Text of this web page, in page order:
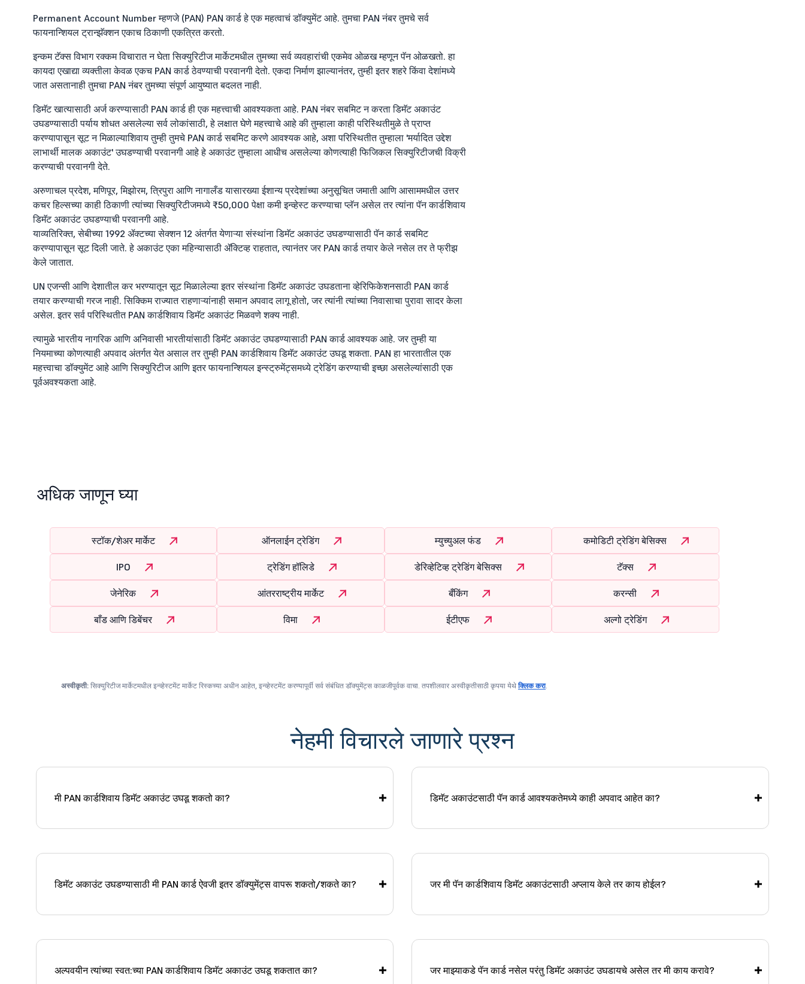
Permanent Account Number म्हणजे (PAN) PAN कार्ड हे एक महत्वाचं डॉक्युमेंट आहे. तुमचा PAN नंबर तुमचे सर्व
फायनान्शियल ट्रान्झॅक्शन एकाच ठिकाणी एकत्रित करतो.
इन्कम टॅक्स विभाग रक्कम विचारात न घेता सिक्युरिटीज मार्केटमधील तुमच्या सर्व व्यवहारांची एकमेव ओळख म्हणून पॅन ओळखतो. हा
कायदा एखाद्या व्यक्तीला केवळ एकच PAN कार्ड ठेवण्याची परवानगी देतो. एकदा निर्माण झाल्यानंतर, तुम्ही इतर शहरे किंवा देशांमध्ये
जात असतानाही तुमचा PAN नंबर तुमच्या संपूर्ण आयुष्यात बदलत नाही.
डिमॅट खात्यासाठी अर्ज करण्यासाठी PAN कार्ड ही एक महत्त्वाची आवश्यकता आहे. PAN नंबर सबमिट न करता डिमॅट अकाउंट
उघडण्यासाठी पर्याय शोधत असलेल्या सर्व लोकांसाठी, हे लक्षात घेणे महत्त्वाचे आहे की तुम्हाला काही परिस्थितीमुळे ते प्राप्त
करण्यापासून सूट न मिळाल्याशिवाय तुम्ही तुमचे PAN कार्ड सबमिट करणे आवश्यक आहे, अशा परिस्थितीत तुम्हाला 'मर्यादित उद्देश
लाभार्थी मालक अकाउंट' उघडण्याची परवानगी आहे हे अकाउंट तुम्हाला आधीच असलेल्या कोणत्याही फिजिकल सिक्युरिटीजची विक्री
करण्याची परवानगी देते.
अरुणाचल प्रदेश, मणिपूर, मिझोरम, त्रिपुरा आणि नागालँड यासारख्या ईशान्य प्रदेशांच्या अनुसूचित जमाती आणि आसाममधील उत्तर
कचर हिल्सच्या काही ठिकाणी त्यांच्या सिक्युरिटीजमध्ये ₹50,000 पेक्षा कमी इन्व्हेस्ट करण्याचा प्लॅन असेल तर त्यांना पॅन कार्डशिवाय
डिमॅट अकाउंट उघडण्याची परवानगी आहे.
याव्यतिरिक्त, सेबीच्या 1992 ॲक्टच्या सेक्शन 12 अंतर्गत येणाऱ्या संस्थांना डिमॅट अकाउंट उघडण्यासाठी पॅन कार्ड सबमिट
करण्यापासून सूट दिली जाते. हे अकाउंट एका महिन्यासाठी ॲक्टिव्ह राहतात, त्यानंतर जर PAN कार्ड तयार केले नसेल तर ते फ्रीझ
केले जातात.
UN एजन्सी आणि देशातील कर भरण्यातून सूट मिळालेल्या इतर संस्थांना डिमॅट अकाउंट उघडताना व्हेरिफिकेशनसाठी PAN कार्ड
तयार करण्याची गरज नाही. सिक्किम राज्यात राहणाऱ्यांनाही समान अपवाद लागू होतो, जर त्यांनी त्यांच्या निवासाचा पुरावा सादर केला
असेल. इतर सर्व परिस्थितीत PAN कार्डशिवाय डिमॅट अकाउंट मिळवणे शक्य नाही.
त्यामुळे भारतीय नागरिक आणि अनिवासी भारतीयांसाठी डिमॅट अकाउंट उघडण्यासाठी PAN कार्ड आवश्यक आहे. जर तुम्ही या
नियमाच्या कोणत्याही अपवाद अंतर्गत येत असाल तर तुम्ही PAN कार्डशिवाय डिमॅट अकाउंट उघडू शकता. PAN हा भारतातील एक
महत्त्वाचा डॉक्युमेंट आहे आणि सिक्युरिटीज आणि इतर फायनान्शियल इन्स्ट्रुमेंट्समध्ये ट्रेडिंग करण्याची इच्छा असलेल्यांसाठी एक
पूर्वअवश्यकता आहे.
अधिक जाणून घ्या
स्टॉक/शेअर मार्केट ऑनलाईन ट्रेडिंग म्युच्युअल फंड कमोडिटी ट्रेडिंग बेसिक्स
IPO ट्रेडिंग हॉलिडे डेरिव्हेटिव्ह ट्रेडिंग बेसिक्स टॅक्स
जेनेरिक आंतरराष्ट्रीय मार्केट बँकिंग करन्सी
बाँड आणि डिबेंचर विमा ईटीएफ अल्गो ट्रेडिंग
अस्वीकृती: सिक्युरिटीज मार्केटमधील इन्व्हेस्टमेंट मार्केट रिस्कच्या अधीन आहेत, इन्व्हेस्टमेंट करण्यापूर्वी सर्व संबंधित डॉक्युमेंट्स काळजीपूर्वक वाचा. तपशीलवार अस्वीकृतीसाठी कृपया येथेक्लिक करा.
नेहमी विचारले जाणारे प्रश्न
मी PAN कार्डशिवाय डिमॅट अकाउंट उघडू शकतो का? डिमॅट अकाउंटसाठी पॅन कार्ड आवश्यकतेमध्ये काही अपवाद आहेत का?
डिमॅट अकाउंट उघडण्यासाठी मी PAN कार्ड ऐवजी इतर डॉक्युमेंट्स वापरू शकतो/शकते का? जर मी पॅन कार्डशिवाय डिमॅट अकाउंटसाठी अप्लाय केले तर काय होईल?
अल्पवयीन त्यांच्या स्वत:च्या PAN कार्डशिवाय डिमॅट अकाउंट उघडू शकतात का? जर माझ्याकडे पॅन कार्ड नसेल परंतु डिमॅट अकाउंट उघडायचे असेल तर मी काय करावे?